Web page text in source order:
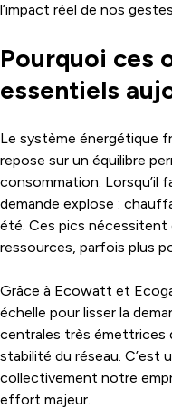
l’impact réel de nos
Pourquoi ces
essentiels
Le système énergétique
repose sur un équilibre
consommation. Lorsqu’il
demande explose :
été. Ces pics nécessitent
ressources, parfois plus
Grâce à Ecowatt et
échelle pour lisser la
centrales très émettrices
stabilité du réseau. C’est
collectivement notre
effort majeur.